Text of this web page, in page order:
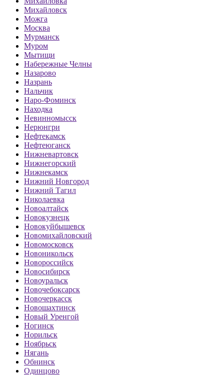
Михайловск
Можга
Москва
Мурманск
Муром
Мытищи
Набережные Челны
Назарово
Назрань
Нальчик
Наро-Фоминск
Находка
Невинномысск
Нерюнгри
Нефтекамск
Нефтеюганск
Нижневартовск
Нижнегорский
Нижнекамск
Нижний Новгород
Нижний Тагил
Николаевка
Новоалтайск
Новокузнецк
Новокуйбышевск
Новомихайловский
Новомосковск
Новоникольск
Новороссийск
Новосибирск
Новоуральск
Новочебоксарск
Новочеркасск
Новошахтинск
Новый Уренгой
Ногинск
Норильск
Ноябрьск
Нягань
Обнинск
Одинцово